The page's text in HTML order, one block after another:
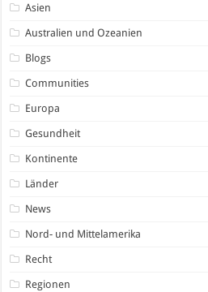
Asien
Australien und Ozeanien
Blogs
Communities
Europa
Gesundheit
Kontinente
Länder
News
Nord- und Mittelamerika
Recht
Regionen